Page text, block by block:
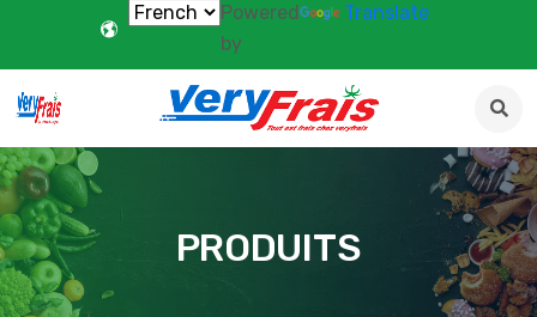
Powered
by
Translate
PRODUITS